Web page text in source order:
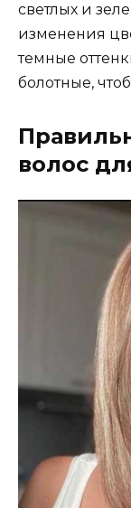
светлых и
изменения
темные
болотные,
волос